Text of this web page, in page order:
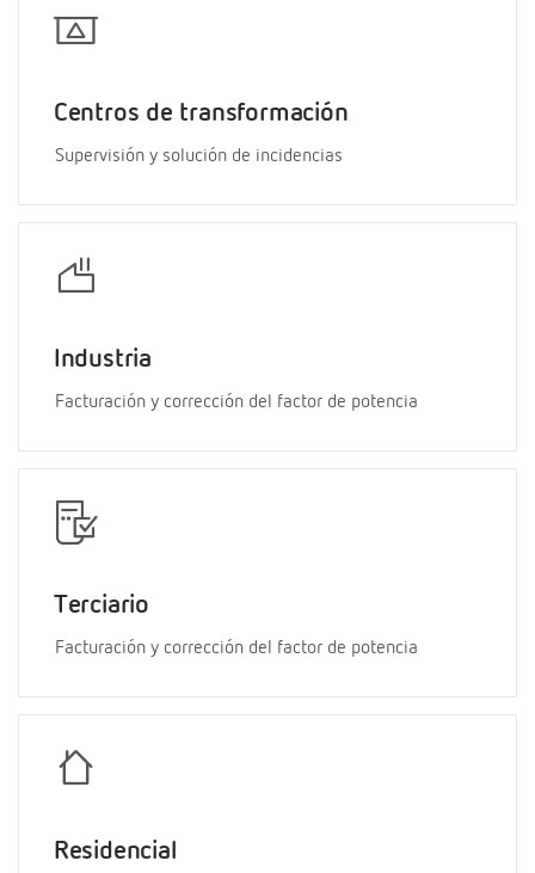
Centros de transformación
Supervisión y solución de incidencias
Industria
Facturación y corrección del factor de potencia
Terciario
Facturación y corrección del factor de potencia
Residencial